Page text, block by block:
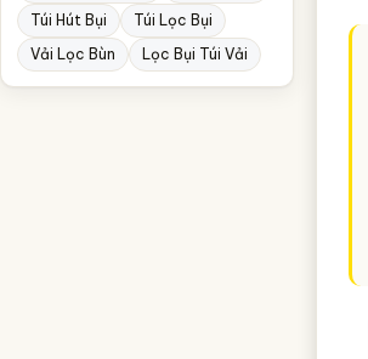
Túi Hút Bụi
Túi Lọc Bụi
Vải Lọc Bùn
Lọc Bụi Túi Vải